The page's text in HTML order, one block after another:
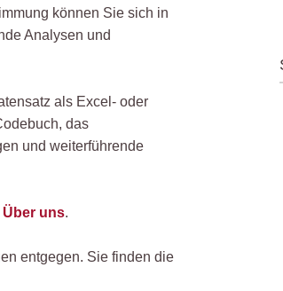
können Sie sich in
Analysen und
als Excel- oder
das
und weiterführende
Über uns.
entgegen. Sie finden die